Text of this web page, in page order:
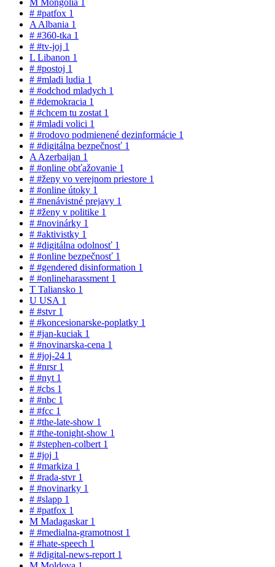
# #patfox 1
A Albania 1
# #360-tka 1
# #tv-joj 1
L Libanon 1
# #postoj 1
# #mladi ludia 1
# #odchod mladych 1
# #demokracia 1
# #chcem tu zostat 1
# #mladi volici 1
# #rodovo podmienené dezinformácie 1
# #digitálna bezpečnosť 1
A Azerbaijan 1
# #online obťažovanie 1
# #ženy vo verejnom priestore 1
# #online útoky 1
# #nenávistné prejavy 1
# #ženy v politike 1
# #novinárky 1
# #aktivistky 1
# #digitálna odolnosť 1
# #online bezpečnosť 1
# #gendered disinformation 1
# #onlineharassment 1
T Taliansko 1
U USA 1
# #stvr 1
# #koncesionarske-poplatky 1
# #jan-kuciak 1
# #novinarska-cena 1
# #joj-24 1
# #nrsr 1
# #nyt 1
# #cbs 1
# #nbc 1
# #fcc 1
# #the-late-show 1
# #the-tonight-show 1
# #stephen-colbert 1
# #joj 1
# #markiza 1
# #rada-stvr 1
# #novinarky 1
# #slapp 1
# #patfox 1
M Madagaskar 1
# #medialna-gramotnost 1
# #hate-speech 1
# #digital-news-report 1